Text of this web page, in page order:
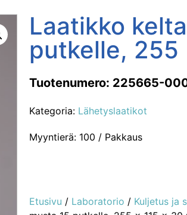
Laatikko
putkelle, 255
Tuotenumero: 225665-
Kategoria: Lähetyslaatikot
Myyntierä: 100 / Pakkaus
Etusivu / Laboratorio / Kuljetus ja